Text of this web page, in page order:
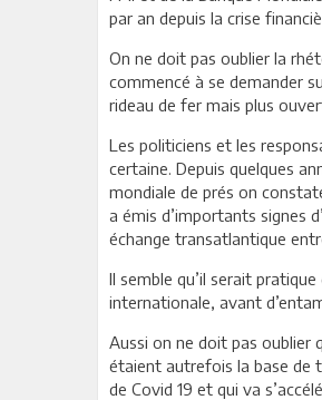
par an depuis la crise
On ne doit pas oublier la
commencé à se demander
rideau de fer mais plus
Les politiciens et les
certaine. Depuis quelques
mondiale de prés on
a émis d’importants signes
échange transatlantique
Il semble qu’il serait
internationale, avant
Aussi on ne doit pas oublier
étaient autrefois la base de
de Covid 19 et qui va